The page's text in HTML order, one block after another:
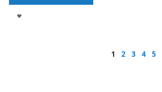
Sivu
You're
1 Sivu
2 Sivu
3 Sivu
4 Sivu
5